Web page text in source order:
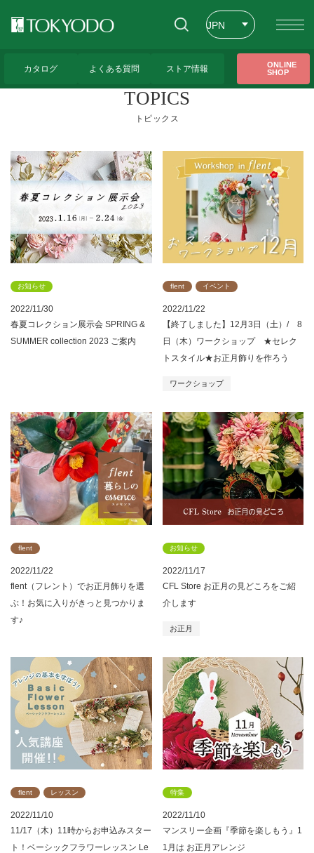
JPN
カタログ よくある質問 ストア情報
ONLINE
SHOP
TOPICS
トピックス
2022/11/30
お知らせ
春夏コレクション展示会 SPRING &
SUMMER collection 2023 ご案内
2022/11/22
flent イベント
【終了しました】12月3日（土）/ 8
日（木）ワークショップ ★セレク
トスタイル★お正月飾りを作ろう
ワークショップ
2022/11/22
flent
flent（フレント）でお正月飾りを選
ぶ！お気に入りがきっと見つかりま
す♪
2022/11/17
お知らせ
CFL Store お正月の見どころをご紹
介します
お正月
2022/11/10
flent レッスン
11/17（木）11時からお申込みスター
ト！ベーシックフラワーレッスン Le
2022/11/10
特集
マンスリー企画『季節を楽しもう』1
1月は お正月アレンジ